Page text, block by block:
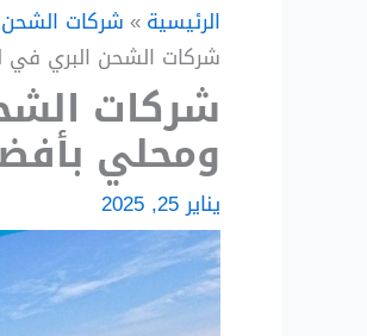
الرئيسية
شركات
شركات الشحن البري في
شركات
ومحلي
يناير 25, 2025